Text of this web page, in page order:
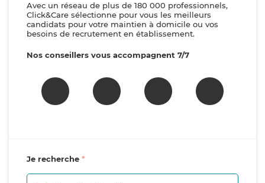
Avec un réseau de plus de 180 000 professionnels,
Click&Care sélectionne pour vous les meilleurs
candidats pour votre maintien à domicile ou vos
besoins de recrutement en établissement.
Nos conseillers vous accompagnent 7/7
Je recherche